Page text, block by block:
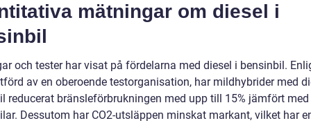
mätningar om diesel i
och tester har visat på fördelarna med diesel i bensinbil.
av en oberoende testorganisation, har mildhybrider med
reducerat bränsleförbrukningen med upp till 15% jämfört
Dessutom har CO2-utsläppen minskat markant, vilket har